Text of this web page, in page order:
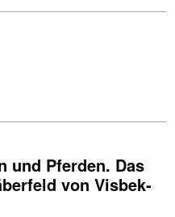
und Pferden. Das
von Visbek-